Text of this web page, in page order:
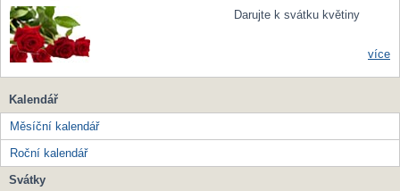
Darujte k svátku květiny
více
Kalendář
Měsíční kalendář
Roční kalendář
Svátky